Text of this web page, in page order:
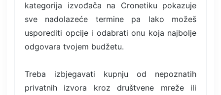
kategorija izvođača na Cronetiku pokazuje
sve nadolazeće termine pa lako možeš
usporediti opcije i odabrati onu koja najbolje
odgovara tvojem budžetu.
Treba izbjegavati kupnju od nepoznatih
privatnih izvora kroz društvene mreže ili